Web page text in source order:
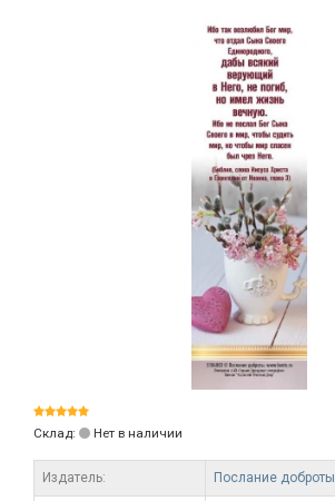
Склад: Нет в наличии
Издатель: Послание доброты